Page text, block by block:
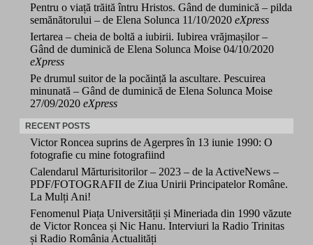
Pentru o viață trăită întru Hristos. Gând de duminică – pilda
semănătorului – de Elena Solunca 11/10/2020 eXpress
Iertarea – cheia de boltă a iubirii. Iubirea vrăjmașilor –
Gând de duminică de Elena Solunca Moise 04/10/2020
eXpress
Pe drumul suitor de la pocăință la ascultare. Pescuirea
minunată – Gând de duminică de Elena Solunca Moise
27/09/2020 eXpress
RECENT POSTS
Victor Roncea suprins de Agerpres în 13 iunie 1990: O
fotografie cu mine fotografiind
Calendarul Mărturisitorilor – 2023 – de la ActiveNews –
PDF/FOTOGRAFII de Ziua Unirii Principatelor Române.
La Mulți Ani!
Fenomenul Piața Universității și Mineriada din 1990 văzute
de Victor Roncea și Nic Hanu. Interviuri la Radio Trinitas
și Radio România Actualități